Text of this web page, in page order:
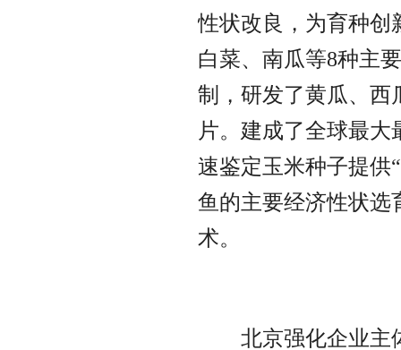
性状改良，为育种创
白菜、南瓜等8种主
制，研发了黄瓜、西
片。建成了全球最
速鉴定玉米种子提供
鱼的主要经济性状选